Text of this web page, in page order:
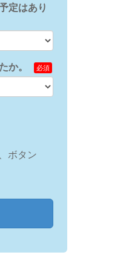
定はあり
か。
ボタン